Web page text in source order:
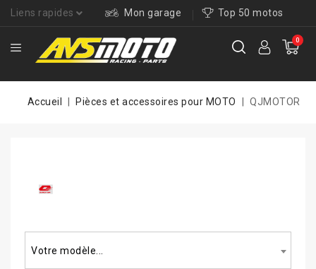
Liens rapides Mon garage Top 50 motos
0
Accueil Pièces et accessoires pour MOTO QJMOTOR
Votre modèle...